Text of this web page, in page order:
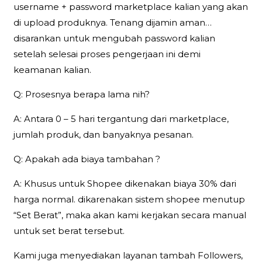
username + password marketplace kalian yang akan
di upload produknya. Tenang dijamin aman…
disarankan untuk mengubah password kalian
setelah selesai proses pengerjaan ini demi
keamanan kalian.
Q: Prosesnya berapa lama nih?
A: Antara 0 – 5 hari tergantung dari marketplace,
jumlah produk, dan banyaknya pesanan.
Q: Apakah ada biaya tambahan ?
A: Khusus untuk Shopee dikenakan biaya 30% dari
harga normal. dikarenakan sistem shopee menutup
“Set Berat”, maka akan kami kerjakan secara manual
untuk set berat tersebut.
Kami juga menyediakan layanan tambah Followers,